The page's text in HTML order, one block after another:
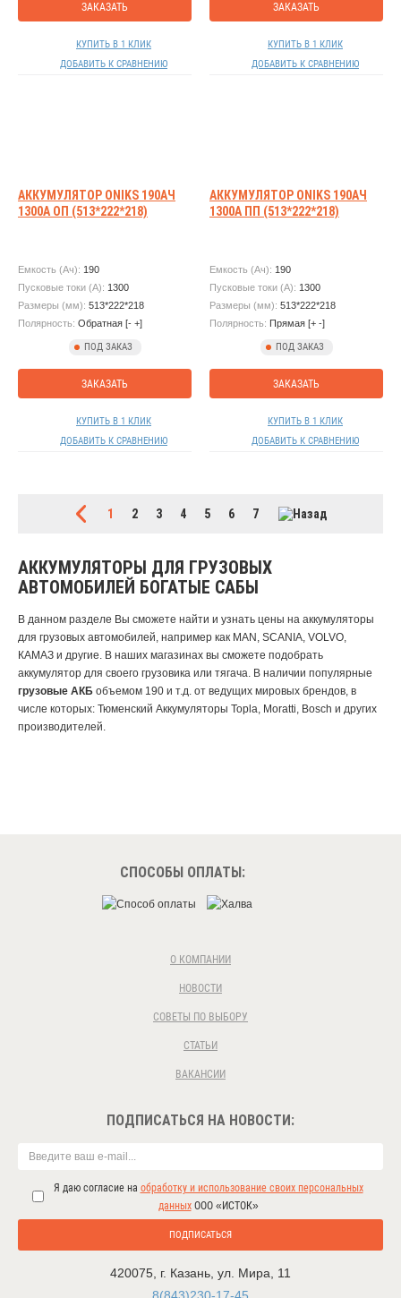
ЗАКАЗАТЬ
КУПИТЬ В 1 КЛИК
ДОБАВИТЬ К СРАВНЕНИЮ
ЗАКАЗАТЬ
КУПИТЬ В 1 КЛИК
ДОБАВИТЬ К СРАВНЕНИЮ
АККУМУЛЯТОР ONIKS 190АЧ
1300А ОП (513*222*218)
Емкость (Ач): 190
Пусковые токи (А): 1300
Размеры (мм): 513*222*218
Полярность: Обратная [- +]
ПОД ЗАКАЗ
ЗАКАЗАТЬ
КУПИТЬ В 1 КЛИК
ДОБАВИТЬ К СРАВНЕНИЮ
АККУМУЛЯТОР ONIKS 190АЧ
1300А ПП (513*222*218)
Емкость (Ач): 190
Пусковые токи (А): 1300
Размеры (мм): 513*222*218
Полярность: Прямая [+ -]
ПОД ЗАКАЗ
ЗАКАЗАТЬ
КУПИТЬ В 1 КЛИК
ДОБАВИТЬ К СРАВНЕНИЮ
1 2 3 4 5 6 7
АККУМУЛЯТОРЫ ДЛЯ ГРУЗОВЫХ
АВТОМОБИЛЕЙ БОГАТЫЕ САБЫ
В данном разделе Вы сможете найти и узнать цены на аккумуляторы
для грузовых автомобилей, например как MAN, SCANIA, VOLVO,
КАМАЗ и другие. В наших магазинах вы сможете подобрать
аккумулятор для своего грузовика или тягача. В наличии популярные
грузовые АКБ объемом 190 и т.д. от ведущих мировых брендов, в
числе которых: Тюменский Аккумуляторы Topla, Moratti, Bosch и других
производителей.
СПОСОБЫ ОПЛАТЫ:
О КОМПАНИИ
НОВОСТИ
СОВЕТЫ ПО ВЫБОРУ
СТАТЬИ
ВАКАНСИИ
ПОДПИСАТЬСЯ НА НОВОСТИ:
Я даю согласие на обработку и использование своих персональных
данныхООО «ИСТОК»
ПОДПИСАТЬСЯ
420075 г. Казань ул. Мира, 11